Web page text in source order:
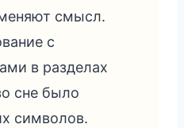
смысл.
с
в разделах
сне было
символов.